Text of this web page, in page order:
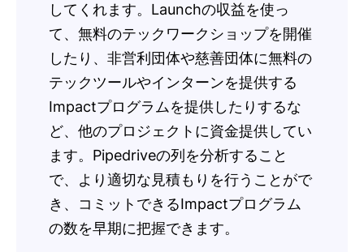
してくれます。Launchの収益を使っ
て、無料のテックワークショップを開催
したり、非営利団体や慈善団体に無料の
テックツールやインターンを提供する
Impactプログラムを提供したりするな
ど、他のプロジェクトに資金提供してい
ます。Pipedriveの列を分析すること
で、より適切な見積もりを行うことがで
き、コミットできるImpactプログラム
の数を早期に把握できます。